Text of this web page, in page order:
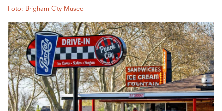
Foto: Brigham City Museo